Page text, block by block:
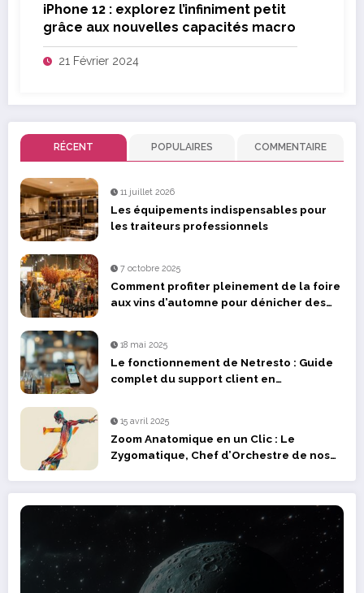
iPhone 12 : explorez l’infiniment petit
grâce aux nouvelles capacités macro
21 Février 2024
RÉCENT POPULAIRES COMMENTAIRE
11 juillet 2026
Les équipements indispensables pour
les traiteurs professionnels
7 octobre 2025
Comment profiter pleinement de la foire
aux vins d’automne pour dénicher des
18 mai 2025
Le fonctionnement de Netresto : Guide
complet du support client en
15 avril 2025
Zoom Anatomique en un Clic : Le
Zygomatique, Chef d’Orchestre de nos